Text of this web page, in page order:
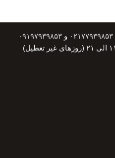
۰۲۱۷۷۹۳۹۸۵۳ و ۰۹۱۹۷۹۳۹۸۵۳